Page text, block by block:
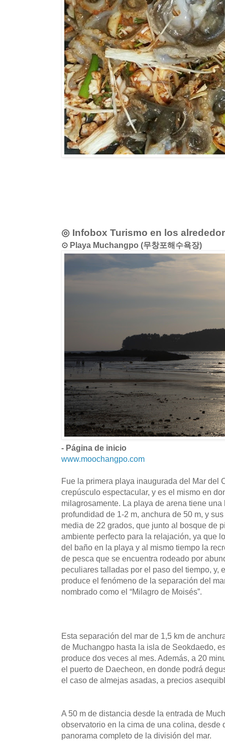
◎ Infobox Turismo en los
⊙ Playa Muchangpo (무창포해수욕장)
- Página de inicio
www.moochangpo.com
Fue la primera playa inaugurada del Mar del
crepúsculo espectacular, y es el mismo en
milagrosamente. La playa de arena tiene una
profundidad de 1-2 m, anchura de 50 m, y
media de 22 grados, que junto al bosque de
ambiente perfecto para la relajación, ya que
del baño en la playa y al mismo tiempo la
de pesca que se encuentra rodeado por
peculiares talladas por el paso del tiempo, y,
produce el fenómeno de la separación del
nombrado como el “Milagro de Moisés”.
Esta separación del mar de 1,5 km de
de Muchangpo hasta la isla de Seokdaedo,
produce dos veces al mes. Además, a 20
el puerto de Daecheon, en donde podrá
el caso de almejas asadas, a precios
A 50 m de distancia desde la entrada de
observatorio en la cima de una colina, desde
panorama completo de la división del mar.